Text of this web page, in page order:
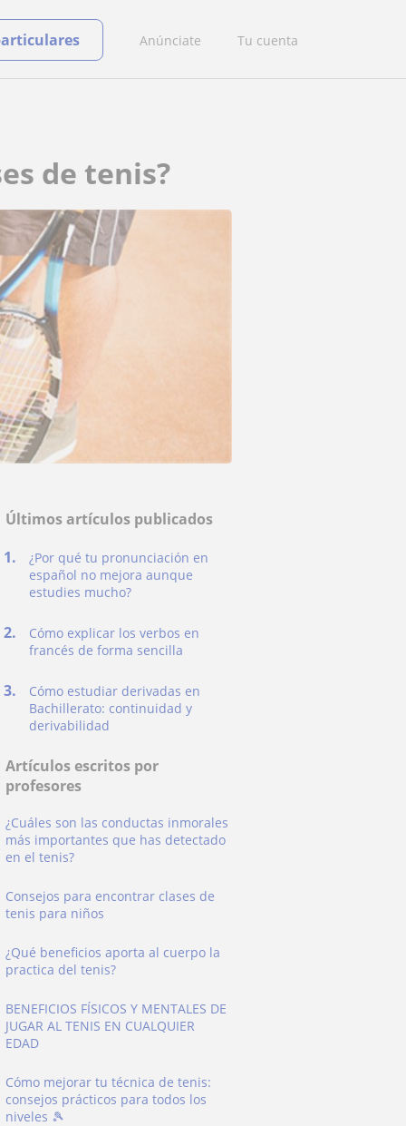
Anúnciate Tu cuenta
de tenis?
Últimos artículos publicados
¿Por qué tu pronunciación en
español no mejora aunque
estudies mucho?
Cómo explicar los verbos en
francés de forma sencilla
Cómo estudiar derivadas en
Bachillerato: continuidad y
derivabilidad
Artículos escritos por
profesores
¿Cuáles son las conductas inmorales
más importantes que has detectado
en el tenis?
Consejos para encontrar clases de
tenis para niños
¿Qué beneficios aporta al cuerpo la
practica del tenis?
BENEFICIOS FÍSICOS Y MENTALES DE
JUGAR AL TENIS EN CUALQUIER
EDAD
Cómo mejorar tu técnica de tenis:
consejos prácticos para todos los
niveles 🎾